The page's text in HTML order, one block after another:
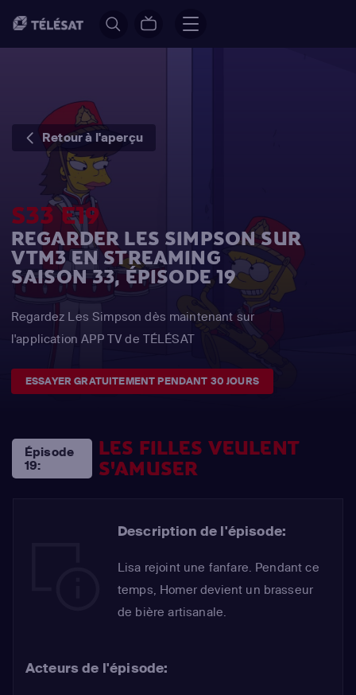
Retour à l'aperçu
S33 E19
REGARDER LES SIMPSON SUR
VTM3 EN STREAMING
SAISON 33, ÉPISODE 19
Regardez Les Simpson dès maintenant sur
l'application APP TV de TÉLÉSAT
ESSAYER GRATUITEMENT PENDANT 30 JOURS
Épisode
19:
LES FILLES VEULENT
S'AMUSER
Description de l'épisode:
Lisa rejoint une fanfare. Pendant ce
temps, Homer devient un brasseur
de bière artisanale.
Acteurs de l'épisode: